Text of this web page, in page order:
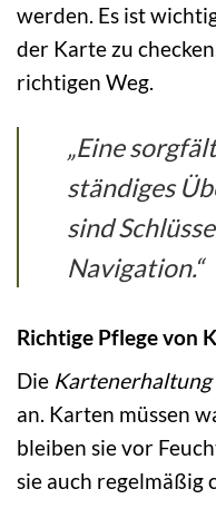
werden. Es ist
der Karte zu
richtigen Weg.
„Eine
ständiges
sind
Navigation.“
Richtige Pflege von
Die Kartenerhaltung
an. Karten müssen
bleiben sie vor
sie auch regelmäßig